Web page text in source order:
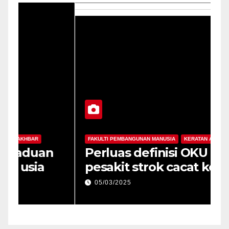
FAKULTI PEMBANGUNAN MANUSIA KERATAN AKHBAR
Perluas definisi OKU kepada
pesakit strok cacat kekal